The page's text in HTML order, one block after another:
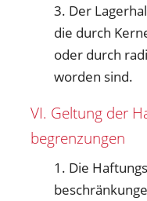
3. Der
die durch
oder durch
worden sind.
VI. Geltung der
begrenzungen
1. Die